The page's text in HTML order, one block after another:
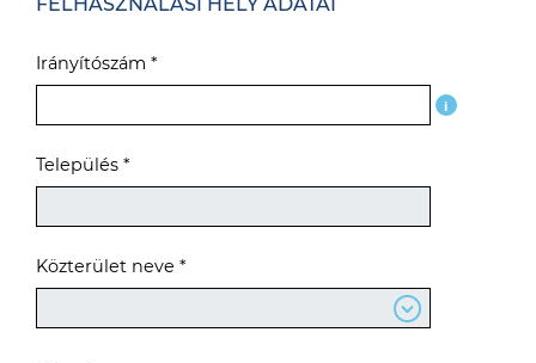
Irányítószám *
i
Település *
Közterület neve *